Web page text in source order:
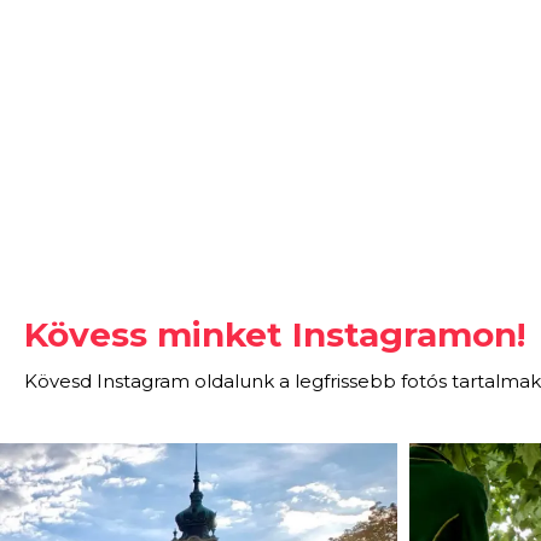
Kövess minket Instagramon!
Kövesd Instagram oldalunk a legfrissebb fotós